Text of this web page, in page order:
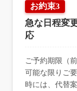
お約束3
急な日程変
応
ご予約期限（
可能な限りご
時には、代替